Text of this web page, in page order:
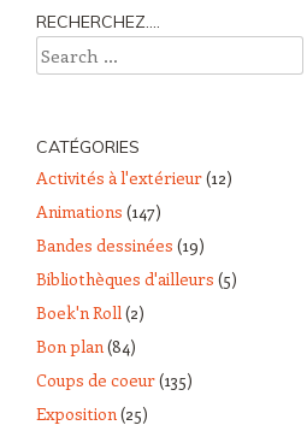
RECHERCHEZ….
Search
CATÉGORIES
Activités à l'extérieur(12)
Animations (147)
Bandes dessinées (19)
Bibliothèques d'ailleurs (5)
Boek'n Roll(2)
Bon plan(84)
Coups de coeur(135)
Exposition(25)